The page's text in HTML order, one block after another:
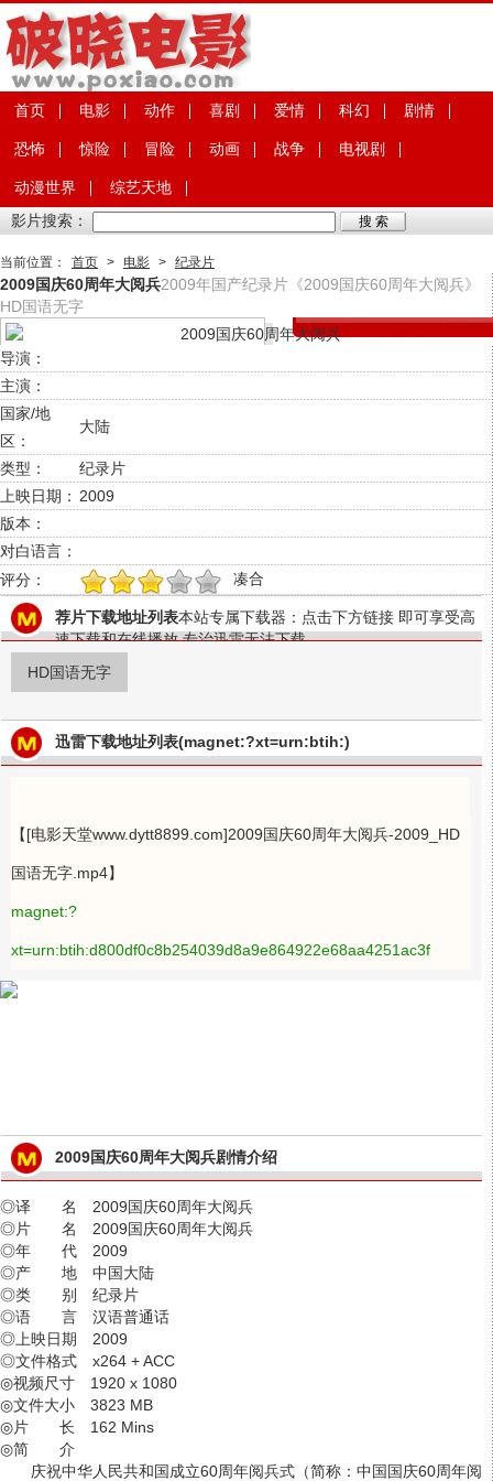
首页 电影 动作 喜剧 爱情 科幻 剧情
恐怖 惊险 冒险 动画 战争 电视剧
动漫世界
综艺天地
影片搜索：
当前位置： 首页 > 电影 > 纪录片
2009国庆60周年大阅兵2009年国产纪录片《2009国庆60周年大阅兵》
HD国语无字
导演：
主演：
国家/地
区：
大陆
类型：
纪录片
上映日期： 2009
版本：
对白语言：
评分：
1 3 4 5 凑合
荐片下载地址列表本站专属下载器：点击下方链接 即可享受高
速下载和在线播放 专治迅雷无法下载
HD国语无字
迅雷下载地址列表(magnet:?xt=urn:btih:)
【[电影天堂www.dytt8899.com]2009国庆60周年大阅兵-2009_HD
国语无字.mp4】
magnet:?
xt=urn:btih:d800df0c8b254039d8a9e864922e68aa4251ac3f
2009国庆60周年大阅兵剧情介绍
◎译 名 2009国庆60周年大阅兵
◎片 名 2009国庆60周年大阅兵
◎年 代 2009
◎产 地 中国大陆
◎类 别 纪录片
◎语 言 汉语普通话
◎上映日期 2009
◎文件格式 x264 + ACC
◎视频尺寸 1920 x 1080
◎文件大小 3823 MB
◎片 长 162 Mins
◎简 介
庆祝中华人民共和国成立60周年阅兵式（简称：中国国庆60周年阅